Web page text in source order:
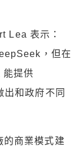
Lea 表示：
，但在
能提供
和政府不同
的商業模式建